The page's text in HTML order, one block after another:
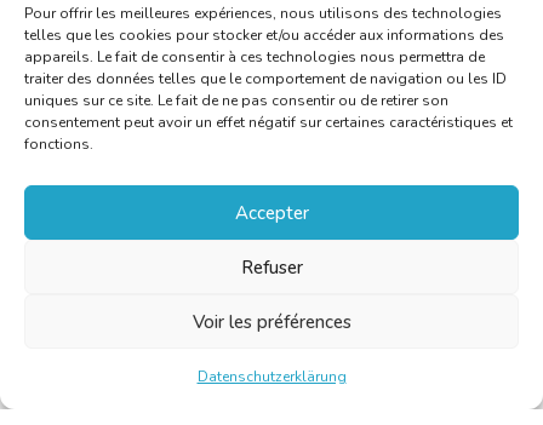
Pour offrir les meilleures expériences, nous utilisons des technologies
telles que les cookies pour stocker et/ou accéder aux informations des
appareils. Le fait de consentir à ces technologies nous permettra de
traiter des données telles que le comportement de navigation ou les ID
uniques sur ce site. Le fait de ne pas consentir ou de retirer son
consentement peut avoir un effet négatif sur certaines caractéristiques et
fonctions.
Accepter
Refuser
Voir les préférences
Datenschutzerklärung